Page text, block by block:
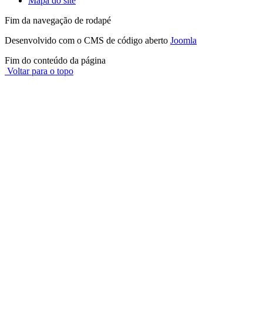
Fim da navegação de rodapé
Desenvolvido com o CMS de código aberto Joomla
Fim do conteúdo da página
Voltar para o topo